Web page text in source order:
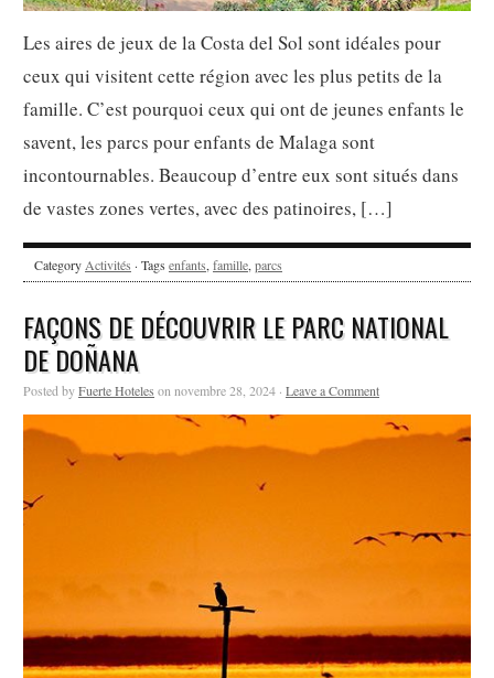
Les aires de jeux de la Costa del Sol sont idéales pour
ceux qui visitent cette région avec les plus petits de la
famille. C’est pourquoi ceux qui ont de jeunes enfants le
savent, les parcs pour enfants de Malaga sont
incontournables. Beaucoup d’entre eux sont situés dans
de vastes zones vertes, avec des patinoires, […]
Category Activités · Tags enfants, famille, parcs
FAÇONS DE DÉCOUVRIR LE PARC NATIONAL
DE DOÑANA
Posted byFuerte Hoteles on novembre 28, 2024 · Leave a Comment